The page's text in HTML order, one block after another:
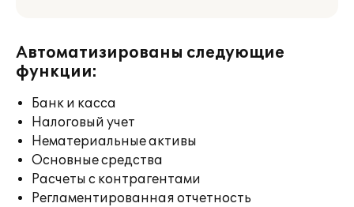
Автоматизированы следующие
функции:
Банк и касса
Налоговый учет
Нематериальные активы
Основные средства
Расчеты с контрагентами
Регламентированная отчетность